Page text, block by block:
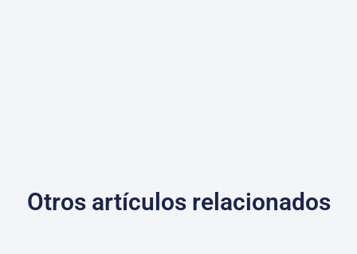
Otros artículos relacionados